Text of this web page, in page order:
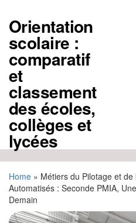
contenu
Orientation
scolaire :
comparatif
et
classement
des écoles,
collèges et
lycées
Home » Métiers du Pilotage et
Automatisés : Seconde PMIA,
Demain